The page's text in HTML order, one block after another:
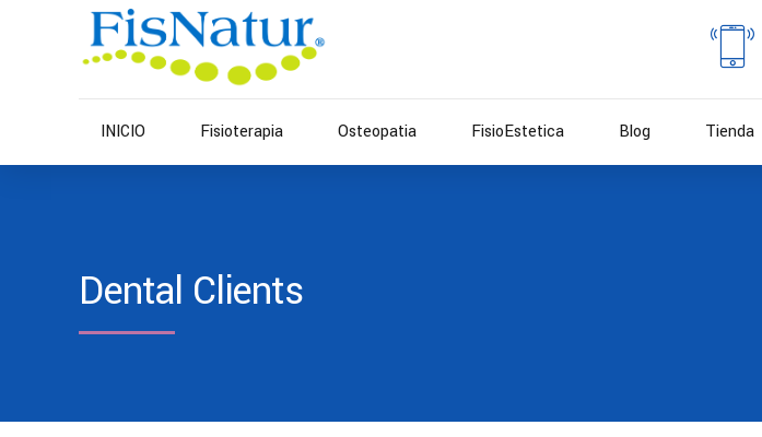
INICIO Fisioterapia Osteopatia FisioEstetica Blog Tienda
Dental Clients